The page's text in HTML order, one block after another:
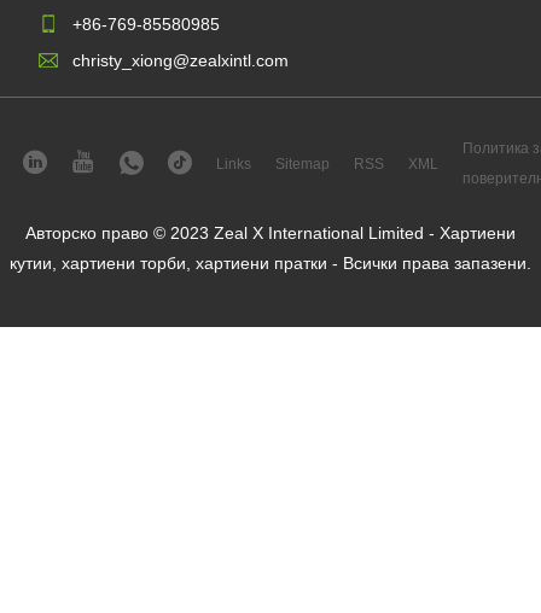
+86-769-85580985
christy_xiong@zealxintl.com
Links Sitemap RSS XML
Политика
Авторско право © 2023 Zeal X International Limited - Хартиени
кутии, хартиени торби, хартиени пратки - Всички права запазени.